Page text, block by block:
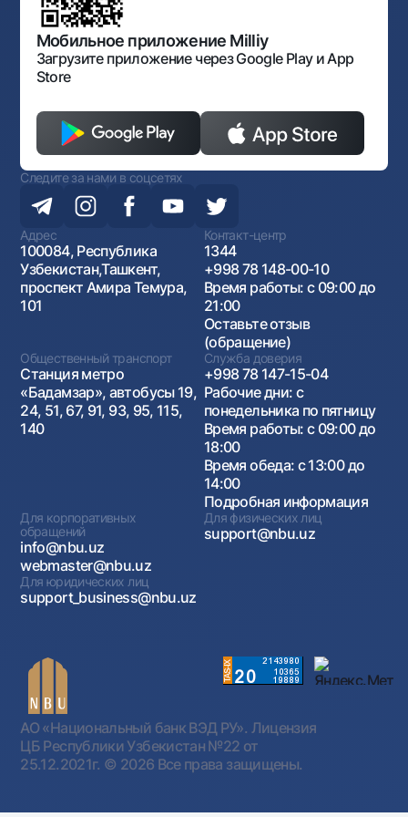
Открытые данные
Антимонопольный комплаенс
Мобильное приложение Milliy
Загрузите приложение через Google Play и App
Store
Следите за нами в соцсетях
Адрес
100084, Республика
Узбекистан,Ташкент,
проспект Амира Темура,
101
Контакт-центр
1344
+998 78 148-00-10
Время работы: с 09:00 до
21:00
Оставьте отзыв
(обращение)
Общественный транспорт
Станция метро
«Бадамзар», автобусы 19,
24, 51, 67, 91, 93, 95, 115,
140
Служба доверия
+998 78 147-15-04
Рабочие дни: с
понедельника по пятницу
Время работы: с 09:00 до
18:00
Время обеда: с 13:00 до
14:00
Подробная информация
Для корпоративных
обращений
info@nbu.uz
webmaster@nbu.uz
Для физических лиц
support@nbu.uz
Для юридических лиц
support_business@nbu.uz
АО «Национальный банк ВЭД РУ». Лицензия
ЦБ Республики Узбекистан №22 от
25.12.2021г. © 2026 Все права защищены.